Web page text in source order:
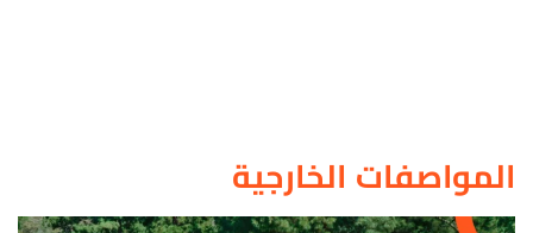
المواصفات الخارجية